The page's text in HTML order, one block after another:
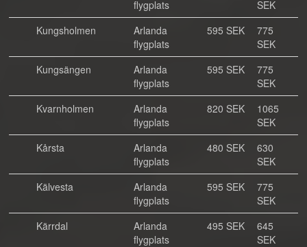
flygplats
SEK
Kungsholmen
Arlanda
flygplats
595 SEK
775
SEK
Kungsängen
Arlanda
flygplats
595 SEK
775
SEK
Kvarnholmen
Arlanda
flygplats
820 SEK
1065
SEK
Kårsta
Arlanda
flygplats
480 SEK
630
SEK
Kälvesta
Arlanda
flygplats
595 SEK
775
SEK
Kärrdal
Arlanda
flygplats
495 SEK
645
SEK